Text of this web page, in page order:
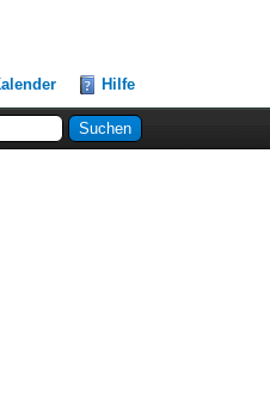
Hilfe